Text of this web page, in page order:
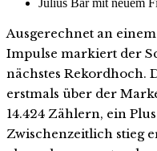
Ausgerechnet an
Impulse markiert der
nächstes Rekordhoch.
erstmals über der
14.424 Zählern, ein
Zwischenzeitlich stieg